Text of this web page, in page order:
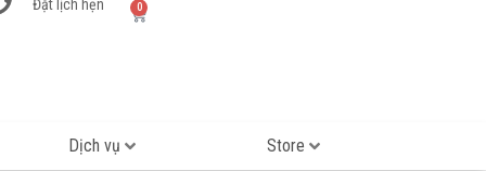
Đặt lịch hẹn 0
Dịch vụ Store